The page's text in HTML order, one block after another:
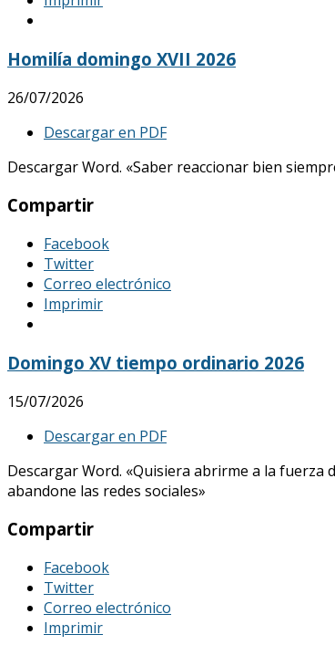
Homilía domingo XVII 2026
26/07/2026
Descargar en PDF
Descargar Word. «Saber reaccionar bien
Compartir
Facebook
Twitter
Correo electrónico
Imprimir
Domingo XV tiempo ordinario 2026
15/07/2026
Descargar en PDF
Descargar Word. «Quisiera abrirme a la fuerza
abandone las redes sociales»
Compartir
Facebook
Twitter
Correo electrónico
Imprimir